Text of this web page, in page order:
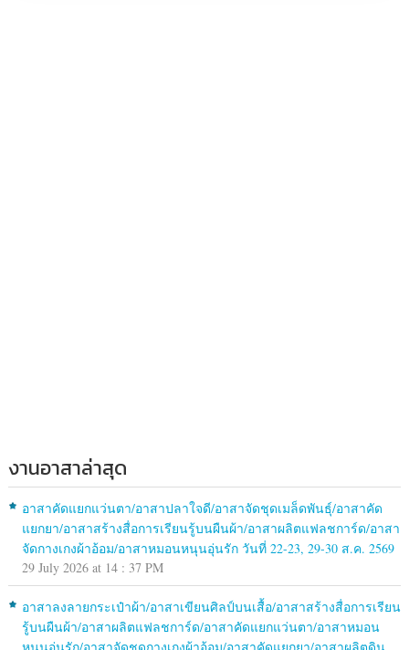
งานอาสาล่าสุด
อาสาคัดแยกแว่นตา/อาสาปลาใจดี/อาสาจัดชุดเมล็ดพันธุ์/อาสาคัด
แยกยา/อาสาสร้างสื่อการเรียนรู้บนผืนผ้า/อาสาผลิตแฟลชการ์ด/อาสา
จัดกางเกงผ้าอ้อม/อาสาหมอนหนุนอุ่นรัก วันที่ 22-23, 29-30 ส.ค. 2569
29 July 2026 at 14 : 37 PM
อาสาลงลายกระเป๋าผ้า/อาสาเขียนศิลป์บนเสื้อ/อาสาสร้างสื่อการเรียน
รู้บนผืนผ้า/อาสาผลิตแฟลชการ์ด/อาสาคัดแยกแว่นตา/อาสาหมอน